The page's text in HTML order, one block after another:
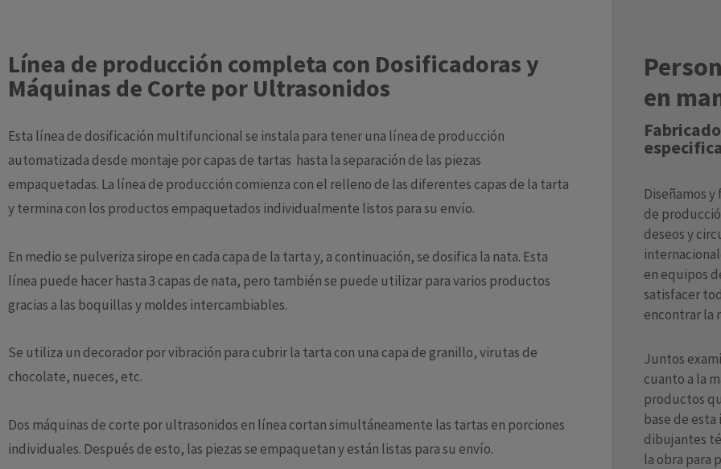
Línea de producción completa con Dosificadoras y
Máquinas de Corte por Ultrasonidos
Esta línea de dosificación multifuncional se instala para tener una línea de producción
automatizada desde montaje por capas de tartas hasta la separación de las piezas
empaquetadas. La línea de producción comienza con el relleno de las diferentes capas de la tarta
y termina con los productos empaquetados individualmente listos para su envío.
En medio se pulveriza sirope en cada capa de la tarta y, a continuación, se dosifica la nata. Esta
línea puede hacer hasta 3 capas de nata, pero también se puede utilizar para varios productos
gracias a las boquillas y moldes intercambiables.
Se utiliza un decorador por vibración para cubrir la tarta con una capa de granillo, virutas de
chocolate, nueces, etc.
Dos máquinas de corte por ultrasonidos en línea cortan simultáneamente las tartas en porciones
individuales. Después de esto, las piezas se empaquetan y están listas para su envío.
en
Diseñamos
de
deseos y
en equipos
satisfacer
encontrar la
Juntos
cuanto a la
productos
base de
dibujantes
la obra para